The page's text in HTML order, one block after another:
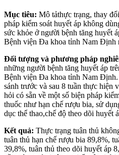
Mục tiêu: Mô tảthực trạng, thay
pháp kiểm soát huyết áp không
sức khỏe ở người bệnh tăng huyết
Bệnh viện Đa khoa tỉnh Nam Định
Đối tượng và phương pháp
những người bệnh tăng huyết áp
Bệnh viện Đa khoa tỉnh Nam
sánh trước và sau 8 tuần thực hiện
hỏi có sẵn về một số biện pháp
thuốc như hạn chế rượu bia, sử
dục thể thao,chế độ theo dõi huyết
Kết quả: Thực trạng tuân thủ
tuân thủ hạn chế rượu bia 89,8%,
39,8%, tuân thủ theo dõi huyết áp